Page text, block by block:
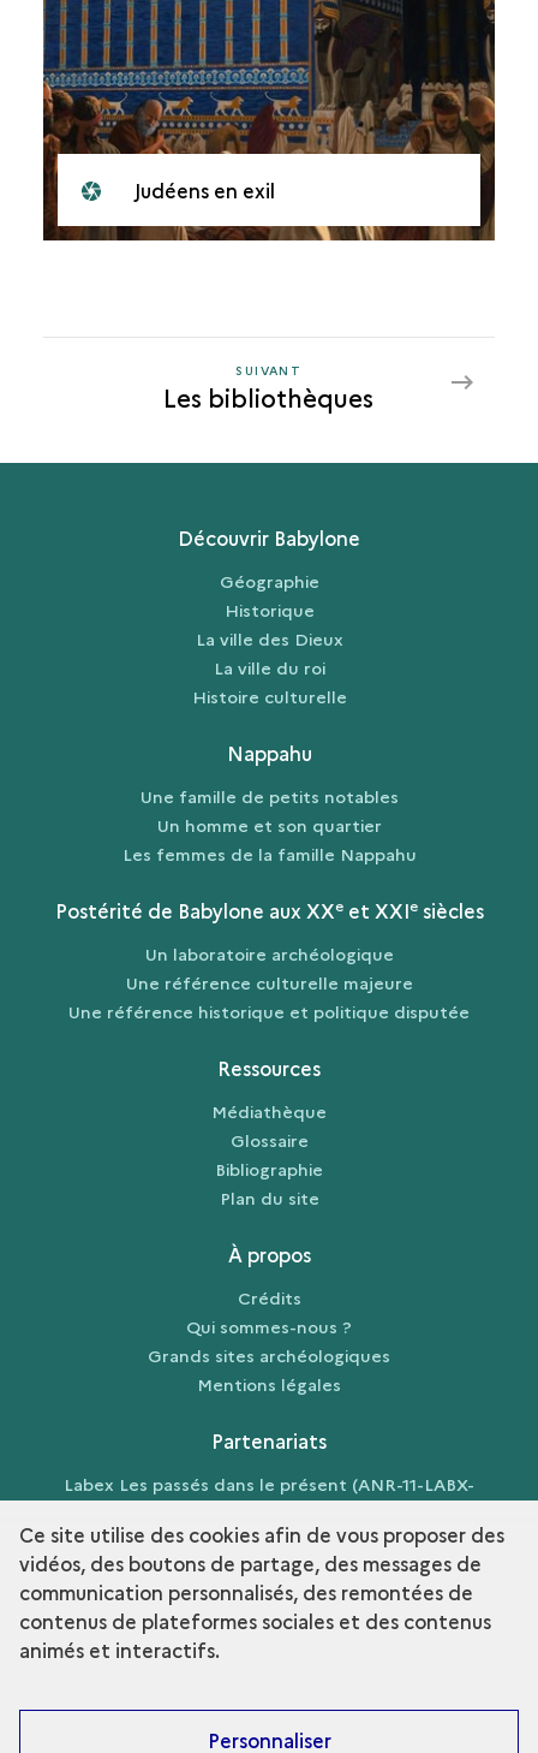
Judéens en exil
SUIVANT
LES
SUIVANT
Les bibliothèques
Découvrir Babylone
Géographie
Historique
La ville des Dieux
La ville du roi
Histoire culturelle
Nappahu
Une famille de petits notables
Un homme et son quartier
Les femmes de la famille Nappahu
Postérité de Babylone aux XXeet XXIesiècles
Un laboratoire archéologique
Une référence culturelle majeure
Une référence historique et politique disputée
Ressources
Médiathèque
Glossaire
Bibliographie
Plan du site
À propos
Crédits
Qui sommes-nous ?
Grands sites archéologiques
Mentions légales
Partenariats
Labex Les passés dans le présent (ANR-11-LABX-
0026-01)
Découvrir la collection
Ce site utilise des cookies afin de vous proposer des
vidéos, des boutons de partage, des messages de
communication personnalisés, des remontées de
contenus de plateformes sociales et des contenus
animés et interactifs.
Personnaliser